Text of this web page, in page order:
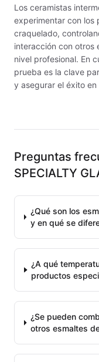
Material de
Materias
MAYCO
MAYCO
MAYCO
MAYCO
Los ceramistas
experimentar con los
craquelado,
interacción con otros
nivel profesional. En
prueba es la clave
y asegurar el éxito
Preguntas
SPECIALTY
¿Qué son los
y en qué se
¿A qué
productos
¿Se pueden
otros esmaltes